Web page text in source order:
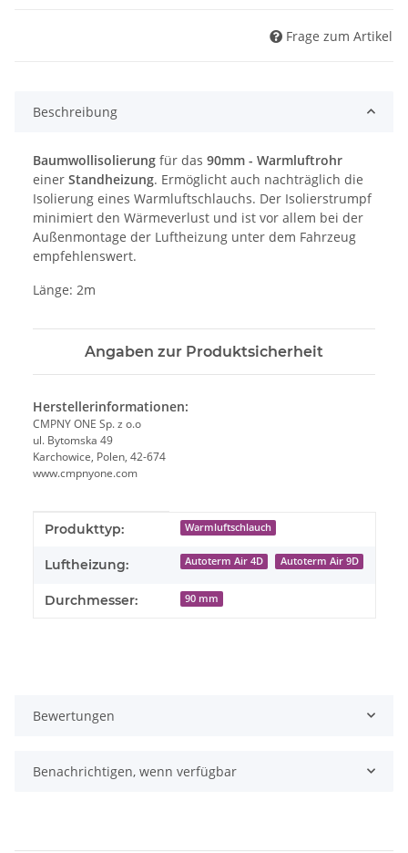
Frage zum Artikel
Beschreibung
Baumwollisolierung für das 90mm - Warmluftrohr
einer Standheizung. Ermöglicht auch nachträglich die
Isolierung eines Warmluftschlauchs. Der Isolierstrumpf
minimiert den Wärmeverlust und ist vor allem bei der
Außenmontage der Luftheizung unter dem Fahrzeug
empfehlenswert.
Länge: 2m
Angaben zur Produktsicherheit
Herstellerinformationen:
CMPNY ONE Sp. z o.o
ul. Bytomska 49
Karchowice, Polen, 42-674
www.cmpnyone.com
Produkteigenschaft
Wert
Produkttyp: Warmluftschlauch
Luftheizung: Autoterm Air 4D Autoterm Air 9D
Durchmesser: 90 mm
Bewertungen
Benachrichtigen, wenn verfügbar